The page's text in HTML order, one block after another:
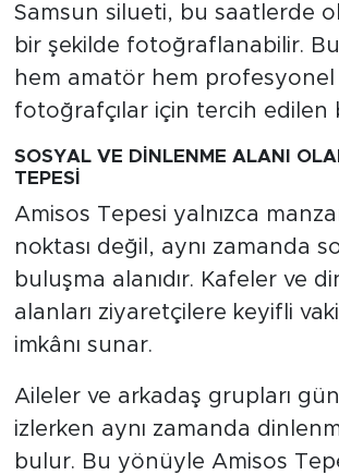
Samsun silueti, bu saatlerde
bir şekilde fotoğraflanabilir.
hem amatör hem profesyonel
fotoğrafçılar için tercih edilen
SOSYAL VE DİNLENME ALANI
TEPESİ
Amisos Tepesi yalnızca
noktası değil, aynı zamanda
buluşma alanıdır. Kafeler ve
alanları ziyaretçilere keyifli
imkânı sunar.
Aileler ve arkadaş grupları gün
izlerken aynı zamanda
bulur. Bu yönüyle Amisos